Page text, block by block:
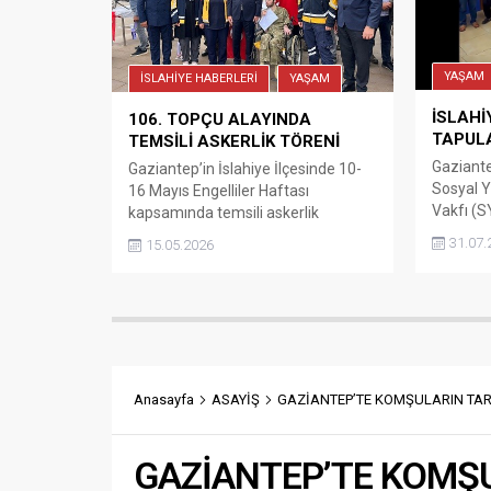
Belediye Başkanı Umut Yılmaz, AK
Parti Şehitkamil İlçe Başkanı İsmail
Güler ve Belediye Meclis...
İSLAHİYE HABERLERİ YAŞAM
106. TOPÇU ALAYINDA
TEMSİLİ ASKERLİK TÖRENİ
Gaziantep’in İslahiye İlçesinde 10-
16 Mayıs Engelliler Haftası
kapsamında temsili askerlik
eğitimine alınan özel gereksinimli
bireyler, askerlik yemini ederek
Alpay Başaran Kışlası’nda Engelliler
Mehmet Soylu, Garnizon Komutanı
Albay Mehmet Özsoy, İslahiye
Ticaret Odası Başkanı Selahattin
15.05.2026
YAŞAM
Sosyal
Vakfı
hayata
İslahiye
yıllık
Anasayfa ASAYİŞ GAZİANTEP’TE KOMŞULARIN
GAZİANTEP’TE